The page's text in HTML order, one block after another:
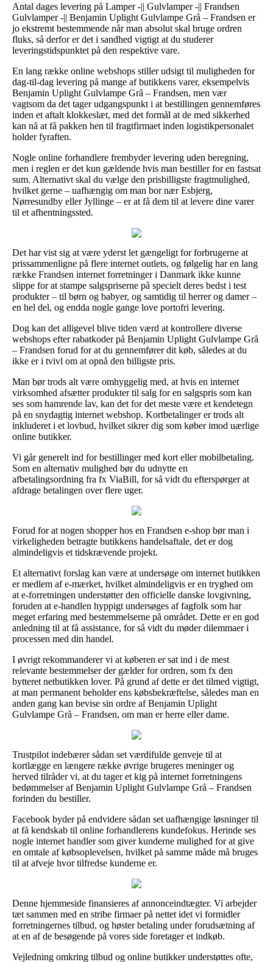
Antal dages levering på Lamper -|| Gulvlamper -|| Frandsen
Gulvlamper -|| Benjamin Uplight Gulvlampe Grå – Frandsen er
jo ekstremt bestemmende når man absolut skal bruge ordren
fluks, så derfor er det i sandhed vigtigt at du studerer
leveringstidspunktet på den respektive vare.
En lang række online webshops stiller udsigt til muligheden for
dag-til-dag levering på mange af butikkens varer, eksempelvis
Benjamin Uplight Gulvlampe Grå – Frandsen, men vær
vagtsom da det tager udgangspunkt i at bestillingen gennemføres
inden et aftalt klokkeslæt, med det formål at de med sikkerhed
kan nå at få pakken hen til fragtfirmaet inden logistikpersonalet
holder fyraften.
Nogle online forhandlere frembyder levering uden beregning,
men i reglen er det kun gældende hvis man bestiller for en fastsat
sum. Alternativt skal du vælge den prisbilligste fragtmulighed,
hvilket gerne – uafhængig om man bor nær Esbjerg,
Nørresundby eller Jyllinge – er at få dem til at levere dine varer
til et afhentningssted.
Det har vist sig at være yderst let gængeligt for forbrugerne at
prissammenligne på flere internet outlets, og følgelig har en lang
række Frandsen internet forretninger i Danmark ikke kunne
slippe for at stampe salgspriserne på specielt deres bedst i test
produkter – til børn og babyer, og samtidig til herrer og damer –
en hel del, og endda nogle gange love portofri levering.
Dog kan det alligevel blive tiden værd at kontrollere diverse
webshops efter rabatkoder på Benjamin Uplight Gulvlampe Grå
– Frandsen forud for at du gennemfører dit køb, således at du
ikke er i tvivl om at opnå den billigste pris.
Man bør trods alt være omhyggelig med, at hvis en internet
virksomhed afsætter produkter til salg for en salgspris som kan
ses som hamrende lav, kan det for det meste være et kendetegn
på en snydagtig internet webshop. Kortbetalinger er trods alt
inkluderet i et lovbud, hvilket sikrer dig som køber imod uærlige
online butikker.
Vi går generelt ind for bestillinger med kort eller mobilbetaling.
Som en alternativ mulighed bør du udnytte en
afbetalingsordning fra fx ViaBill, for så vidt du efterspørger at
afdrage betalingen over flere uger.
Forud for at nogen shopper hos en Frandsen e-shop bør man i
virkeligheden betragte butikkens handelsaftale, det er dog
almindeligvis et tidskrævende projekt.
Et alternativt forslag kan være at undersøge om internet butikken
er medlem af e-mærket, hvilket almindeligvis er en tryghed om
at e-forretningen understøtter den officielle danske lovgivning,
foruden at e-handlen hyppigt undersøges af fagfolk som har
meget erfaring med bestemmelserne på området. Dette er en god
anledning til at få assistance, for så vidt du møder dilemmaer i
processen med din handel.
I øvrigt rekommanderer vi at køberen er sat ind i de mest
relevante bestemmelser der gælder for ordren, som fx den
bytteret netbutikken lover. På grund af dette er det tilmed vigtigt,
at man permanent beholder ens købsbekræftelse, således man en
anden gang kan bevise sin ordre af Benjamin Uplight
Gulvlampe Grå – Frandsen, om man er herre eller dame.
Trustpilot indebærer sådan set værdifulde genveje til at
kortlægge en længere række øvrige brugeres meninger og
herved tilråder vi, at du tager et kig på internet forretningens
bedømmelser af Benjamin Uplight Gulvlampe Grå – Frandsen
forinden du bestiller.
Facebook byder på endvidere sådan set uafhængige løsninger til
at få kendskab til online forhandlerens kundefokus. Herinde ses
nogle internet handler som giver kunderne mulighed for at give
en omtale af købsoplevelsen, hvilket på samme måde må bruges
til at afveje hvor tilfredse kunderne er.
Denne hjemmeside finansieres af annonceindtægter. Vi arbejder
tæt sammen med en stribe firmaer på nettet idet vi formidler
forretningernes tilbud, og høster betaling under forudsætning af
at en af de besøgende på vores side foretager et indkøb.
Vejledning omkring tilbud og online butikker understøttes ofte,